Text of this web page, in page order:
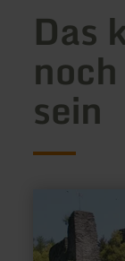
Das
sein
erfahren
Haller
Ruine